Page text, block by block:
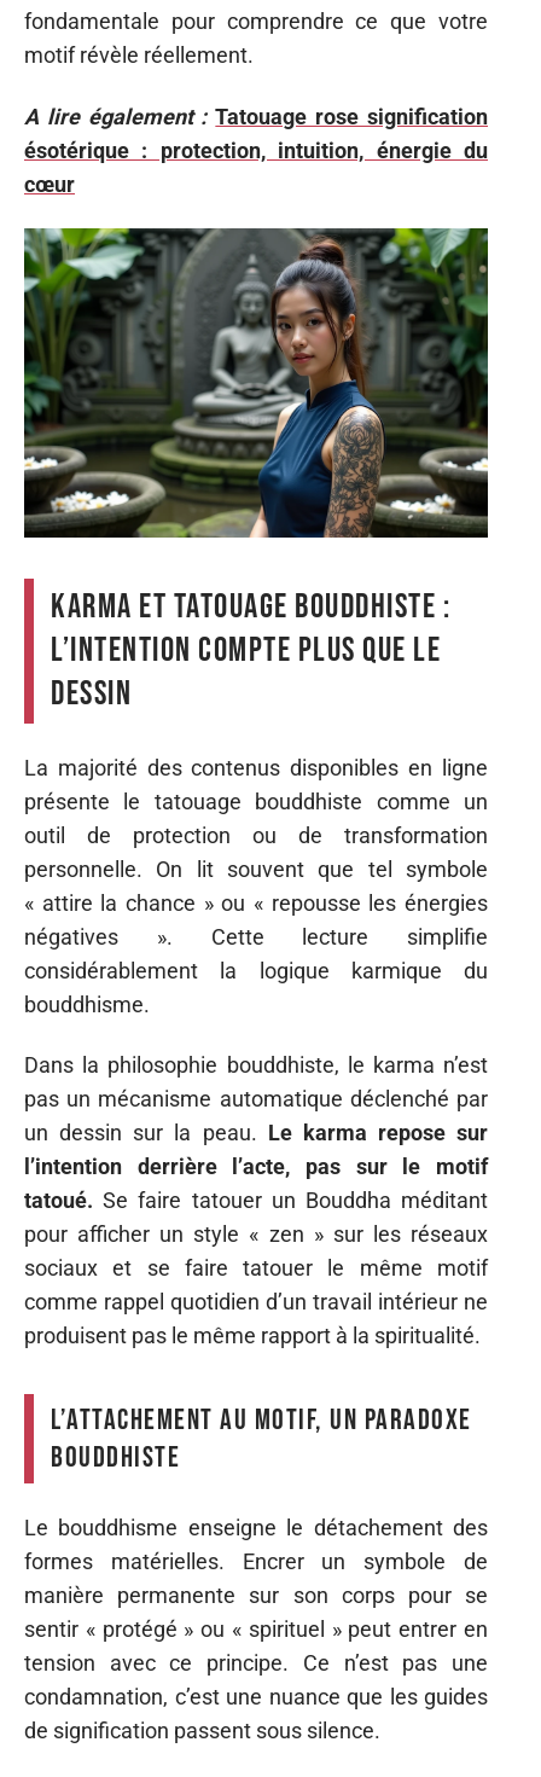
fondamentale pour comprendre ce que votre
motif révèle réellement.
A lire également : Tatouage rose signification
ésotérique : protection, intuition, énergie du
cœur
Karma et tatouage bouddhiste :
l’intention compte plus que le
dessin
La majorité des contenus disponibles en ligne
présente le tatouage bouddhiste comme un
outil de protection ou de transformation
personnelle. On lit souvent que tel symbole
« attire la chance » ou « repousse les énergies
négatives ». Cette lecture simplifie
considérablement la logique karmique du
bouddhisme.
Dans la philosophie bouddhiste, le karma n’est
pas un mécanisme automatique déclenché par
un dessin sur la peau. Le karma repose sur
l’intention derrière l’acte, pas sur le motif
tatoué. Se faire tatouer un Bouddha méditant
pour afficher un style « zen » sur les réseaux
sociaux et se faire tatouer le même motif
comme rappel quotidien d’un travail intérieur ne
produisent pas le même rapport à la spiritualité.
L’attachement au motif, un paradoxe
bouddhiste
Le bouddhisme enseigne le détachement des
formes matérielles. Encrer un symbole de
manière permanente sur son corps pour se
sentir « protégé » ou « spirituel » peut entrer en
tension avec ce principe. Ce n’est pas une
condamnation, c’est une nuance que les guides
de signification passent sous silence.